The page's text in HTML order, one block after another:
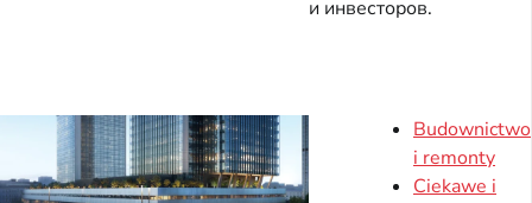
и инвесторов.
Budownictwo
i remonty
Ciekawe i